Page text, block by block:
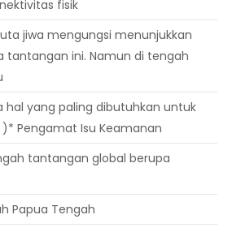
fisik
jiwa mengungsi menunjukkan
tantangan ini. Namun di tengah
hal yang paling dibutuhkan untuk
Pengamat Isu Keamanan
tantangan global berupa
Papua Tengah